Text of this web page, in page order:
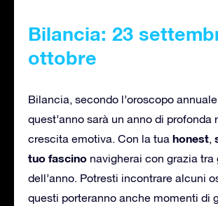
Bilancia: 23
ottobre
Bilancia, secondo l’oroscopo
quest’anno sarà un anno di profonda
crescita emotiva. Con la tua honest,
tuo fascino navigherai con grazia tra
dell’anno. Potresti incontrare alcuni
questi porteranno anche momenti di